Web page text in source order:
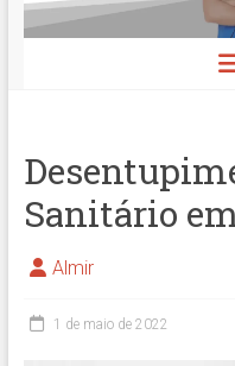
Sanitário
Almir
1 de maio de 2022